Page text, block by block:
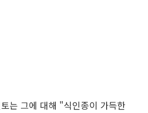
는 그에 대해 "식인종이 가득한